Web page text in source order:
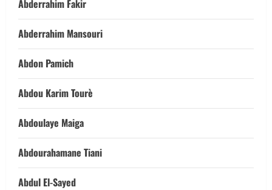
Abderrahim Fakir
Abderrahim Mansouri
Abdon Pamich
Abdou Karim Tourè
Abdoulaye Maiga
Abdourahamane Tiani
Abdul El-Sayed